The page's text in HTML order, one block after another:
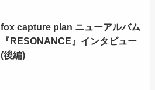
fox capture plan ニューアルバム
『RESONANCE』インタビュー
(後編)